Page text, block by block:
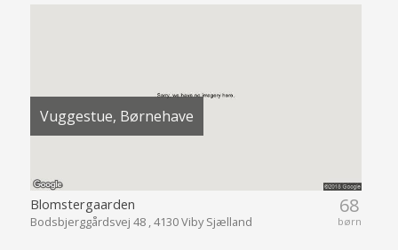
Vuggestue, Børnehave
68
børn
Blomstergaarden
Bodsbjerggårdsvej 48 , 4130 Viby Sjælland